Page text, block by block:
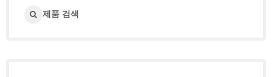
제품 검색